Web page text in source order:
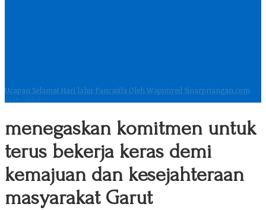
Ucapan Selamat Hari lahir Pancasila Oleh Wapimred Sinarpriangan.com
22196 Dilihat
menegaskan komitmen untuk
terus bekerja keras demi
kemajuan dan kesejahteraan
masyarakat Garut